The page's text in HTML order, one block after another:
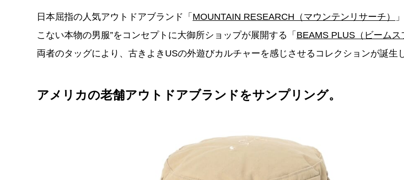
日本屈指の人気アウトドアブランド「 MOUNTAIN RESEARCH（マウンテンリサーチ）
こない本物の男服”をコンセプトに大御所ショップが展開する「 BEAMS PLUS（ビームス
両者のタッグにより、古きよきUSの外遊びカルチャーを感じさせるコレクションが誕生
アメリカの老舗アウトドアブランドをサンプリング。